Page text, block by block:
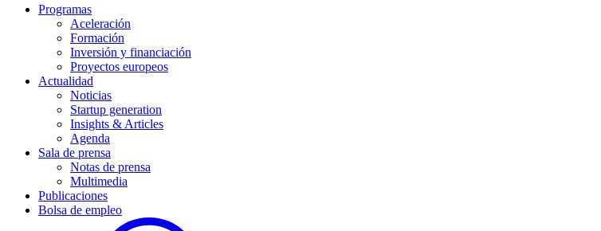
Programas
Aceleración
Formación
Inversión y financiación
Proyectos europeos
Actualidad
Noticias
Startup generation
Insights & Articles
Agenda
Sala de prensa
Notas de prensa
Multimedia
Publicaciones
Bolsa de empleo